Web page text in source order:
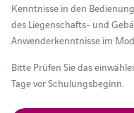
Kenntnisse in den
des Liegenschafts- und
Anwenderkenntnisse im
Bitte Prüfen Sie das
Tage vor Schulungsbeginn.